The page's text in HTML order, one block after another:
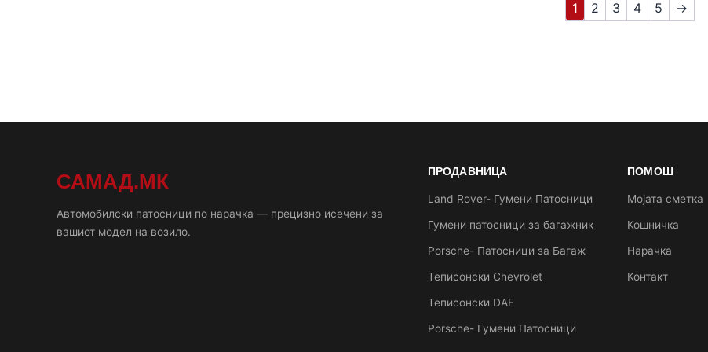
1 2 3 4 5 →
САМАД.МК
Автомобилски патосници по нарачка — прецизно исечени за
вашиот модел на возило.
ПРОДАВНИЦА
Land Rover- Гумени Патосници
Гумени патосници за багажник
Porsche- Патосници за Багаж
Теписонски Chevrolet
Теписонски DAF
Porsche- Гумени Патосници
ПОМОШ
Мојата сметка
Кошничка
Нарачка
Контакт